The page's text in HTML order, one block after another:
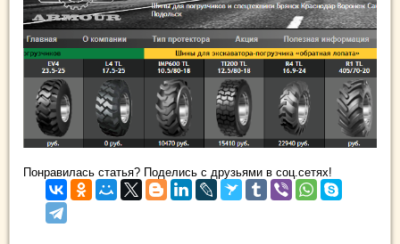
Понравилась статья? Поделись с друзьями в соц.сетях!